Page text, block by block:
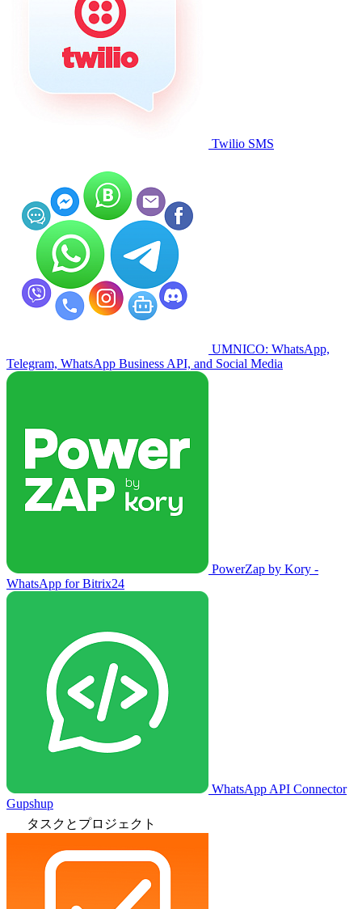
Twilio SMS
UMNICO: WhatsApp,
Telegram, WhatsApp Business API, and Social Media
PowerZap by Kory -
WhatsApp for Bitrix24
WhatsApp API Connector
Gupshup
タスクとプロジェクト